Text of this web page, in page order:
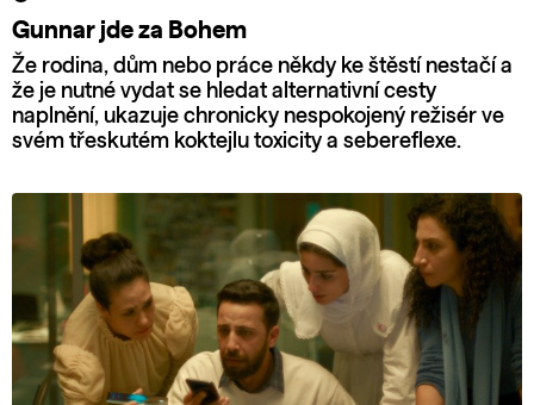
Gunnar jde za Bohem
Že rodina, dům nebo práce někdy ke štěstí nestačí a
že je nutné vydat se hledat alternativní cesty
naplnění, ukazuje chronicky nespokojený režisér ve
svém třeskutém koktejlu toxicity a sebereflexe.